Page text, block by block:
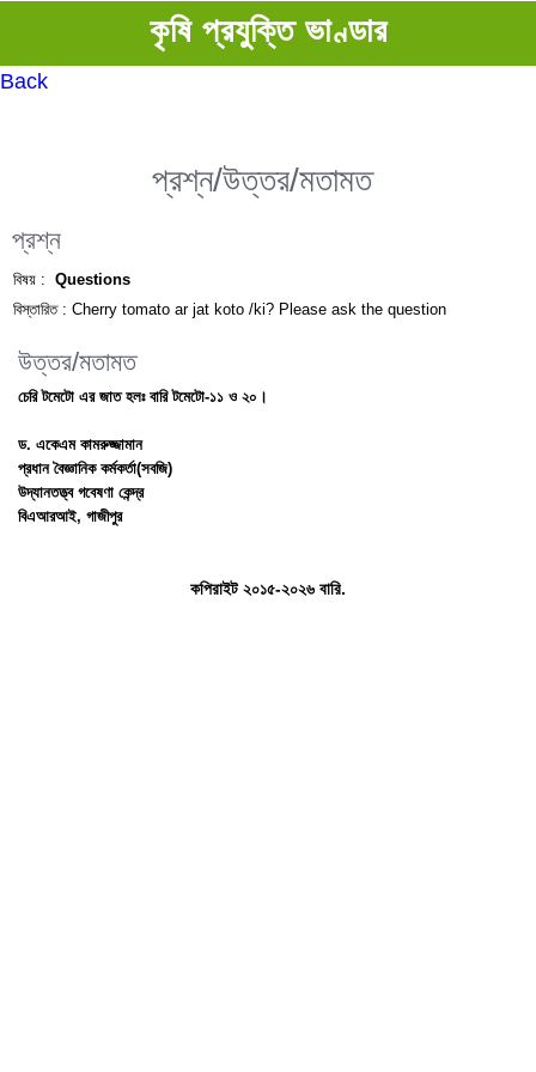
কৃষি প্রযুক্তি ভাণ্ডার
Back
প্রশ্ন/উত্তর/মতামত
প্রশ্ন
বিষয় :
Questions
বিস্তারিত : Cherry tomato ar jat koto /ki? Please ask the question
উত্তর/মতামত
চেরি টমেটো এর জাত হলঃ বারি টমেটো-১১ ও ২০।
ড. একেএম কামরুজ্জামান
প্রধান বৈজ্ঞানিক কর্মকর্তা(সবজি)
উদ্যানতত্ত্ব গবেষণা কেন্দ্র
বিএআরআই, গাজীপুর
কপিরাইট ২০১৫-২০২৬ বারি.